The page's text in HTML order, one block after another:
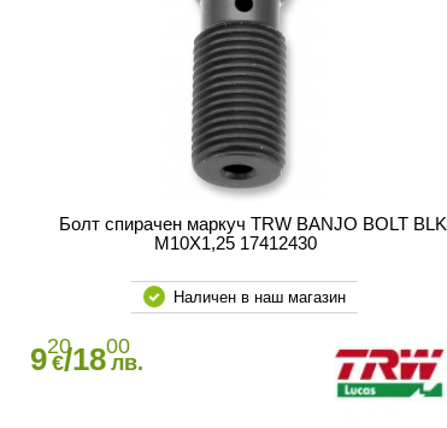
Болт спирачен маркуч TRW BANJO BOLT BLK
M10X1,25 17412430
Наличен в наш магазин
920
€/1800
лв.